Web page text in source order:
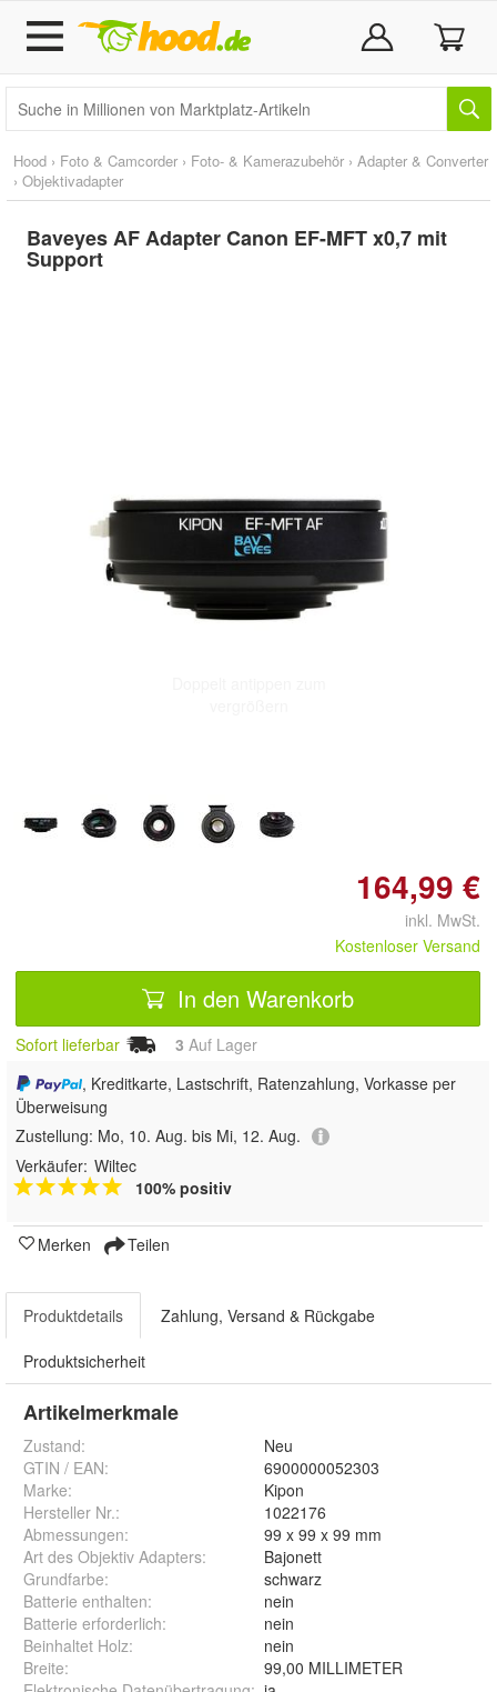
Hood › Foto & Camcorder › Foto- & Kamerazubehör › Adapter & Converter
› Objektivadapter
Baveyes AF Adapter Canon EF-MFT x0,7 mit
Support
164,99 €
inkl. MwSt.
Kostenloser Versand
In den Warenkorb
Sofort lieferbar 3 Auf Lager
, Kreditkarte, Lastschrift, Ratenzahlung, Vorkasse per
Überweisung
Zustellung: Mo, 10. Aug. bis Mi, 12. Aug.
Verkäufer: Wiltec
100% positiv
Merken Teilen
Produktdetails Zahlung, Versand & Rückgabe
Produktsicherheit
Artikelmerkmale
Zustand:
Neu
GTIN / EAN:
6900000052303
Marke:
Kipon
Hersteller Nr.:
1022176
Abmessungen:
99 x 99 x 99 mm
Art des Objektiv Adapters:
Bajonett
Grundfarbe:
schwarz
Batterie enthalten:
nein
Batterie erforderlich:
nein
Beinhaltet Holz:
nein
Breite:
99,00 MILLIMETER